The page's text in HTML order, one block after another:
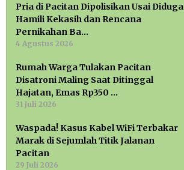
Pria di Pacitan Dipolisikan Usai Diduga
Hamili Kekasih dan Rencana
Pernikahan Ba…
4 Agustus 2026
Rumah Warga Tulakan Pacitan
Disatroni Maling Saat Ditinggal
Hajatan, Emas Rp350 …
31 Juli 2026
Waspada! Kasus Kabel WiFi Terbakar
Marak di Sejumlah Titik Jalanan
Pacitan
29 Juli 2026